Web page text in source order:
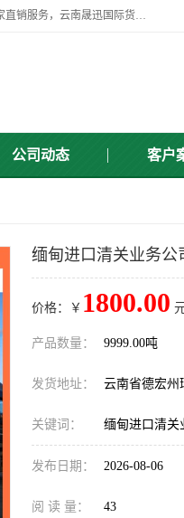
云南晟迅国际货运代理有限公司提供瑞丽口岸、磨憨口岸、腾冲口岸报关、报检，缅甸、老挝物流清关报价、价格、厂家直销服务，云南晟迅国际货运代理有限公司，由一支精通业务、经验丰富、责任心强的专业团队组建于,云南晟迅国际货运代理有限公司商铺。
公司动态 客户
缅甸进口清关业务公
价格：￥ 1800.00
产品数量： 9999.00吨
发货地址： 云南省德宏州
关键词： 缅甸进口清关
发布日期： 2026-08-06
阅 读 量： 43